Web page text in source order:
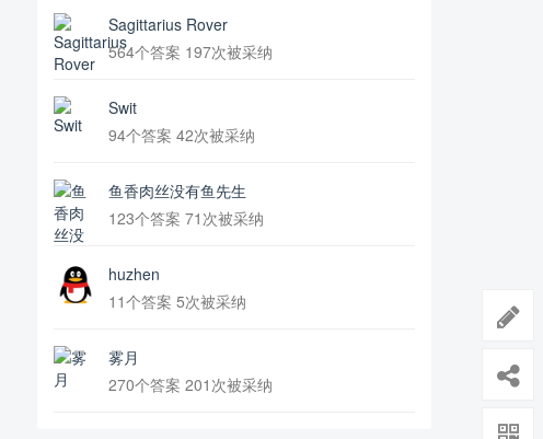
Sagittarius Rover
564个答案 197次被采纳
Swit
94个答案 42次被采纳
鱼香肉丝没有鱼先生
123个答案 71次被采纳
huzhen
11个答案 5次被采纳
雾月
270个答案 201次被采纳